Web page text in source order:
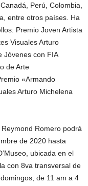
Perú, Colombia,
entre otros países. Ha
Premio Joven Artista
Visuales Arturo
Jóvenes con FIA
de Arte
«Armando
Arturo Michelena
Reymond Romero podrá
de 2020 hasta
ubicada en el
con 8va transversal de
de 11 am a 4